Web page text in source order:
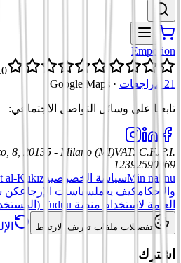
Emporion
21 مراجعات
·
Google Maps
تابعنا على وسائل التواصل الاجتماعي:
8, 20135 - Milano (MI)VAT: C.F./P.I.
12392590969
Min nahnuسياسة الخصوصية al-Kūkīz
والأحكامكيف يعملسياسات الإرجاعكن
العامة لاستخدام منصة Tuduu (المستخدمون المهنيون)
تفضيلات ملفات تعريف الارتباط
اشترك